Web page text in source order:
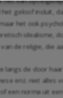
geloof insluit,
het ook
de religie, die
de door
enz. niet
een norma uit